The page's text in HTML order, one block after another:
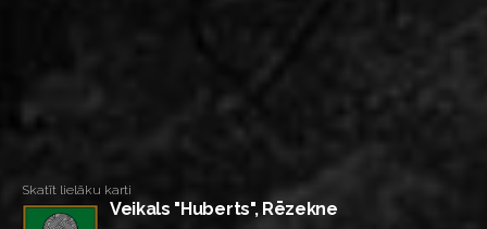
Skatīt lielāku karti
Veikals "Huberts", Rēzekne